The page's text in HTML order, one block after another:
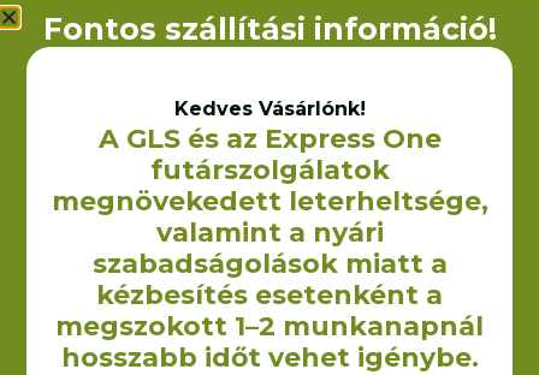
1 510Ft +ÁFA
Fontos szállítási információ!
Kedves Vásárlónk!
A GLS és az Express One
futárszolgálatok
megnövekedett leterheltsége,
valamint a nyári
szabadságolások miatt a
kézbesítés esetenként a
megszokott 1–2 munkanapnál
hosszabb időt vehet igénybe.